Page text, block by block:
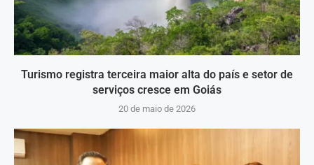
Turismo registra terceira maior alta do país e setor de
serviços cresce em Goiás
20 de maio de 2026